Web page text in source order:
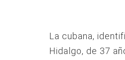
La cubana,
Hidalgo, de 37